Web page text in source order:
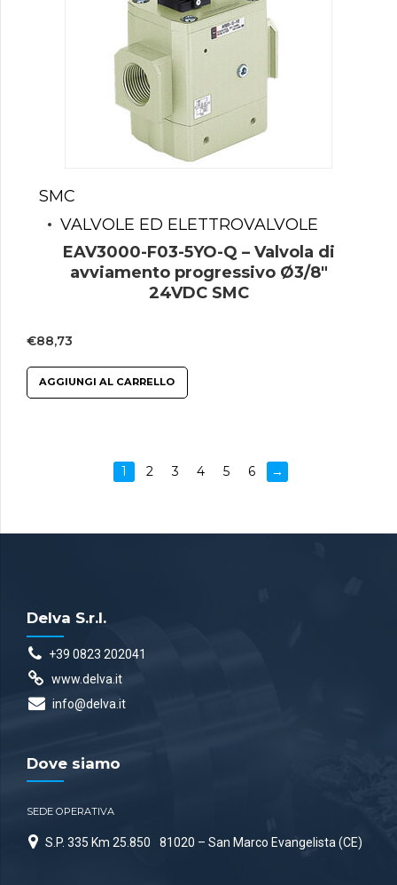
SMC
VALVOLE ED ELETTROVALVOLE
EAV3000-F03-5YO-Q – Valvola di
avviamento progressivo Ø3/8″
24VDC SMC
€88,73
AGGIUNGI AL CARRELLO
1 2 3 4 5 6 →
Delva S.r.l.
+39 0823 202041
www.delva.it
info@delva.it
Dove siamo
SEDE OPERATIVA
S.P. 335 Km 25.850 81020 – San Marco Evangelista (CE)